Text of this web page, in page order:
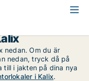
nedan. Om du är
nedan, tryck då på
till i jakten på dina nya
i Kalix.